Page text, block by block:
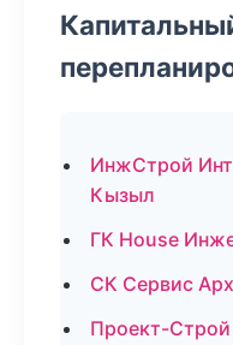
ИнжСтрой
Кызыл
ГК House
СК Сервис
Проект-